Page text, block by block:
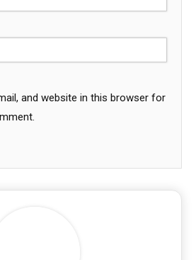
and website in this browser for